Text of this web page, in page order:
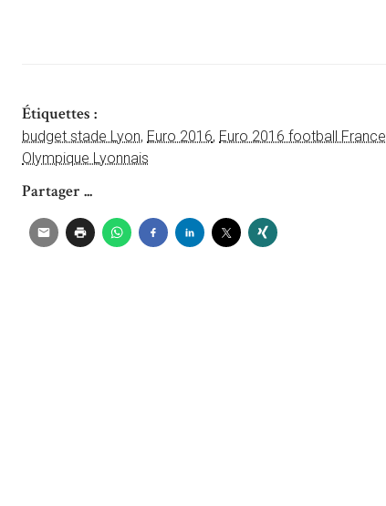
Étiquettes :
budget stade Lyon, Euro 2016, Euro 2016 football France
Olympique Lyonnais
Partager ...